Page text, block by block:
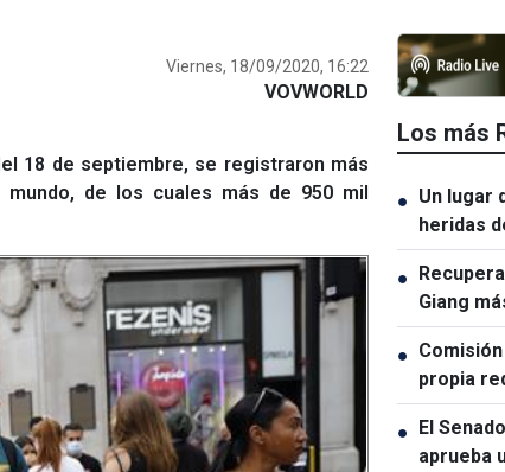
Viernes, 18/09/2020, 16:22
VOVWORLD
18 de septiembre, se registraron más
de los cuales más de 950 mil
Los más
● Un lugar
heridas
●
Giang
●
propia
reforzar
● El
aprueba